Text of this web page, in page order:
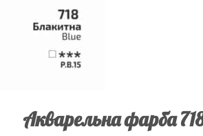
Акварельна фарба